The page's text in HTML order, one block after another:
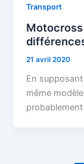
Transport
21 avril 2020
En supposant
même